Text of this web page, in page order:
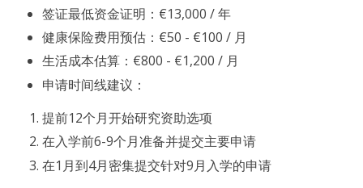
签证最低资金证明：€13,000 / 年
健康保险费用预估：€50 - €100 / 月
生活成本估算：€800 - €1,200 / 月
申请时间线建议：
提前12个月开始研究资助选项
在入学前6-9个月准备并提交主要申请
在1月到4月密集提交针对9月入学的申请